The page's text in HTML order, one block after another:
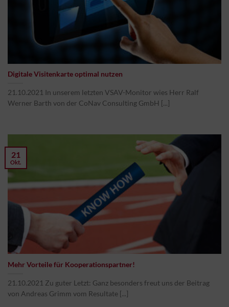
Digitale Visitenkarte optimal nutzen
21.10.2021 In unserem letzten VSAV-Monitor wies Herr Ralf
Werner Barth von der CoNav Consulting GmbH [...]
Mehr Vorteile für Kooperationspartner!
21.10.2021 Zu guter Letzt: Ganz besonders freut uns der Beitrag
von Andreas Grimm vom Resultate [...]
21
Okt.